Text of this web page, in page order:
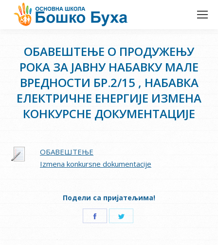
ОБАВЕШТЕЊЕ О ПРОДУЖЕЊУ
РОКА ЗА ЈАВНУ НАБАВКУ МАЛЕ
ВРЕДНОСТИ БР.2/15 , НАБАВКА
ЕЛЕКТРИЧНЕ ЕНЕРГИЈЕ ИЗМЕНА
КОНКУРСНЕ ДОКУМЕНТАЦИЈЕ
ОБАВЕШТЕЊЕ
Izmena konkursne dokumentacije
Подели са пријатељима!
Share